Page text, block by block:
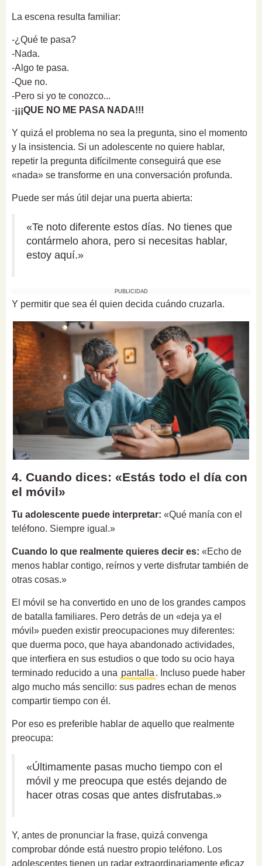
La escena resulta familiar:
-¿Qué te pasa?
-Nada.
-Algo te pasa.
-Que no.
-Pero si yo te conozco...
-¡¡¡QUE NO ME PASA NADA!!!
Y quizá el problema no sea la pregunta, sino el momento
y la insistencia. Si un adolescente no quiere hablar,
repetir la pregunta difícilmente conseguirá que ese
«nada» se transforme en una conversación profunda.
Puede ser más útil dejar una puerta abierta:
«Te noto diferente estos días. No tienes que
contármelo ahora, pero si necesitas hablar,
estoy aquí.»
PUBLICIDAD
Y permitir que sea él quien decida cuándo cruzarla.
4. Cuando dices: «Estás todo el día con
el móvil»
Tu adolescente puede interpretar: «Qué manía con el
teléfono. Siempre igual.»
Cuando lo que realmente quieres decir es: «Echo de
menos hablar contigo, reírnos y verte disfrutar también de
otras cosas.»
El móvil se ha convertido en uno de los grandes campos
de batalla familiares. Pero detrás de un «deja ya el
móvil» pueden existir preocupaciones muy diferentes:
que duerma poco, que haya abandonado actividades,
que interfiera en sus estudios o que todo su ocio haya
terminado reducido a una pantalla . Incluso puede haber
algo mucho más sencillo: sus padres echan de menos
compartir tiempo con él.
Por eso es preferible hablar de aquello que realmente
preocupa:
«Últimamente pasas mucho tiempo con el
móvil y me preocupa que estés dejando de
hacer otras cosas que antes disfrutabas.»
Y, antes de pronunciar la frase, quizá convenga
comprobar dónde está nuestro propio teléfono. Los
adolescentes tienen un radar extraordinariamente eficaz